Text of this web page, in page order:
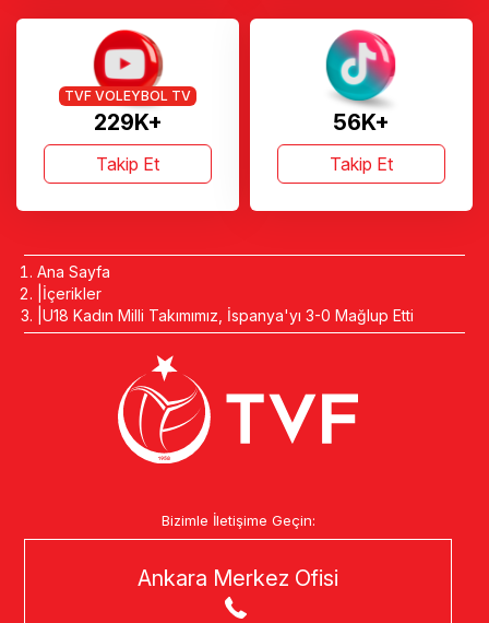
229K+
TVF VOLEYBOL TV
Takip Et
56K+
Takip Et
Ana Sayfa
İçerikler
U18 Kadın Milli Takımımız, İspanya'yı 3-0 Mağlup Etti
Bizimle İletişime Geçin:
Ankara Merkez Ofisi